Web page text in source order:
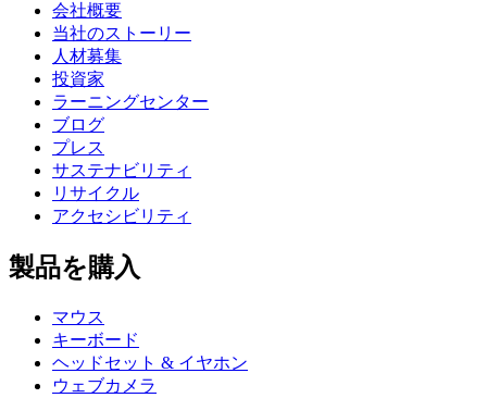
会社概要
当社のストーリー
人材募集
投資家
ラーニングセンター
ブログ
プレス
サステナビリティ
リサイクル
アクセシビリティ
製品を購入
マウス
キーボード
ヘッドセット & イヤホン
ウェブカメラ